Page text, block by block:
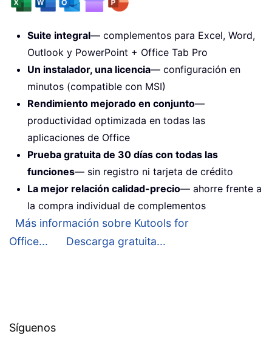
Suite integral— complementos para Excel, Word,
Outlook y PowerPoint + Office Tab Pro
Un instalador, una licencia— configuración en
minutos (compatible con MSI)
Rendimiento mejorado en conjunto—
productividad optimizada en todas las
aplicaciones de Office
Prueba gratuita de 30 días con todas las
funciones— sin registro ni tarjeta de crédito
La mejor relación calidad-precio— ahorre frente a
la compra individual de complementos
Más información sobre Kutools for
Office...
Descarga gratuita...
Síguenos